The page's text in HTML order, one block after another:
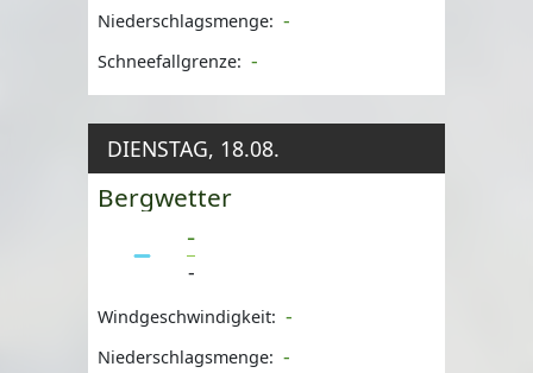
Niederschlagsmenge: -
Schneefallgrenze: -
DIENSTAG, 18.08.
Bergwetter
-
-
Windgeschwindigkeit: -
Niederschlagsmenge: -